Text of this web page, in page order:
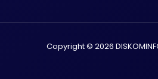
Copyright © 2026